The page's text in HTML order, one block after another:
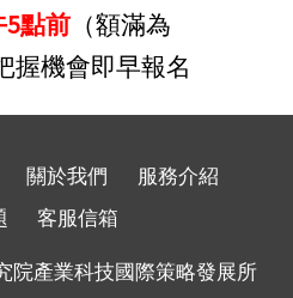
5點前（額滿為
握機會即早報名
關於我們
服務介紹
客服信箱
院產業科技國際策略發展所